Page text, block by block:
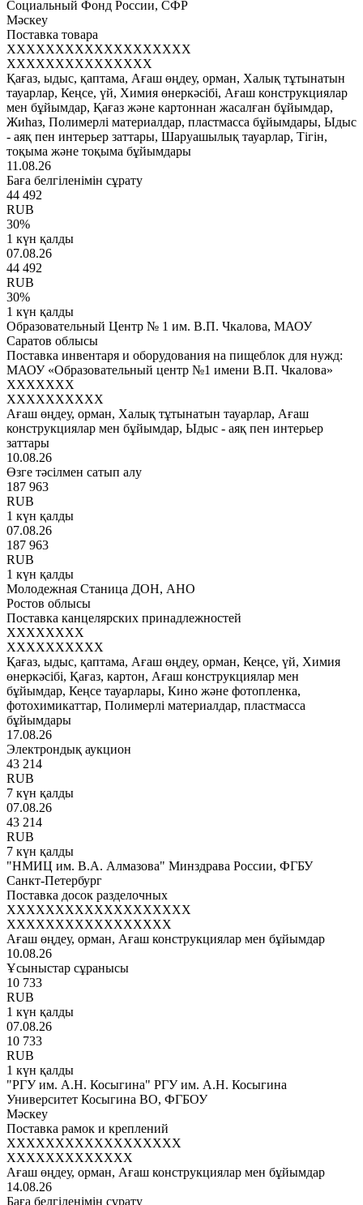
Социальный Фонд России, СФР
Мәскеу
Поставка товара
XXXXXXXXXXXXXXXXXXX
XXXXXXXXXXXXXXX
Қағаз, ыдыс, қаптама, Ағаш өңдеу, орман, Халық тұтынатын
тауарлар, Кеңсе, үй, Химия өнеркәсібі, Ағаш конструкциялар
мен бұйымдар, Қағаз және картоннан жасалған бұйымдар,
Жиһаз, Полимерлі материалдар, пластмасса бұйымдары, Ыдыс
- аяқ пен интерьер заттары, Шаруашылық тауарлар, Тігін,
тоқыма және тоқыма бұйымдары
11.08.26
Баға белгіленімін сұрату
44 492
RUB
30%
1 күн қалды
07.08.26
44 492
RUB
30%
1 күн қалды
Образовательный Центр № 1 им. В.П. Чкалова, МАОУ
Саратов облысы
Поставка инвентаря и оборудования на пищеблок для нужд:
МАОУ «Образовательный центр №1 имени В.П. Чкалова»
XXXXXXX
XXXXXXXXXX
Ағаш өңдеу, орман, Халық тұтынатын тауарлар, Ағаш
конструкциялар мен бұйымдар, Ыдыс - аяқ пен интерьер
заттары
10.08.26
Өзге тәсілмен сатып алу
187 963
RUB
1 күн қалды
07.08.26
187 963
RUB
1 күн қалды
Молодежная Станица ДОН, АНО
Ростов облысы
Поставка канцелярских принадлежностей
XXXXXXXX
XXXXXXXXXX
Қағаз, ыдыс, қаптама, Ағаш өңдеу, орман, Кеңсе, үй, Химия
өнеркәсібі, Қағаз, картон, Ағаш конструкциялар мен
бұйымдар, Кеңсе тауарлары, Кино және фотопленка,
фотохимикаттар, Полимерлі материалдар, пластмасса
бұйымдары
17.08.26
Электрондық аукцион
43 214
RUB
7 күн қалды
07.08.26
43 214
RUB
7 күн қалды
"НМИЦ им. В.А. Алмазова" Минздрава России, ФГБУ
Санкт-Петербург
Поставка досок разделочных
XXXXXXXXXXXXXXXXXXX
XXXXXXXXXXXXXXXXX
Ағаш өңдеу, орман, Ағаш конструкциялар мен бұйымдар
10.08.26
Ұсыныстар сұранысы
10 733
RUB
1 күн қалды
07.08.26
10 733
RUB
1 күн қалды
"РГУ им. А.Н. Косыгина" РГУ им. А.Н. Косыгина
Университет Косыгина ВО, ФГБОУ
Мәскеу
Поставка рамок и креплений
XXXXXXXXXXXXXXXXXX
XXXXXXXXXXXXX
Ағаш өңдеу, орман, Ағаш конструкциялар мен бұйымдар
14.08.26
Баға белгіленімін сұрату